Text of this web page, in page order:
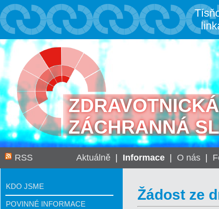
ZDRAVOTNICKÁ
ZÁCHRANNÁ
RSS Aktuálně Informace O nás
KDO JSME
POVINNÉ INFORMACE
Žádost ze